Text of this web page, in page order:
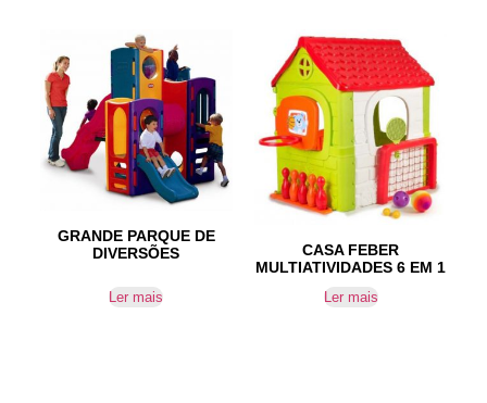
GRANDE PARQUE DE
DIVERSÕES
Ler mais
CASA FEBER
MULTIATIVIDADES 6 EM 1
Ler mais